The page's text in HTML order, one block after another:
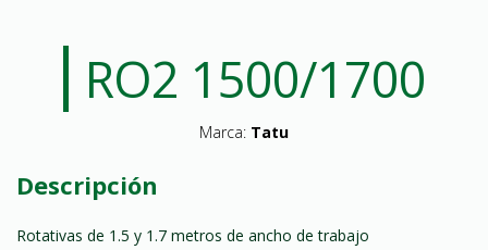
RO2 1500/1700
Marca: Tatu
Descripción
Rotativas de 1.5 y 1.7 metros de ancho de trabajo